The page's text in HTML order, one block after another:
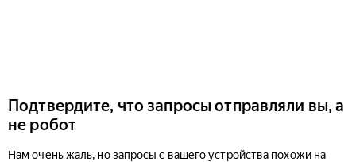
Подтвердите, что запросы отправляли вы, а
не робот
Нам очень жаль, но запросы с вашего устройства похожи на